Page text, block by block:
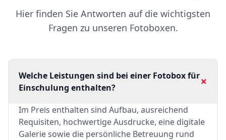
Hier finden Sie Antworten auf die wichtigsten
Fragen zu unseren Fotoboxen.
Welche Leistungen sind bei einer Fotobox für
Einschulung enthalten?
+
Im Preis enthalten sind Aufbau, ausreichend
Requisiten, hochwertige Ausdrucke, eine digitale
Galerie sowie die persönliche Betreuung rund